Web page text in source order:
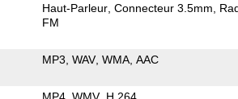
Haut-Parleur Connecteur 3.5mm
FM
MP3 WAV WMA AAC
MP4 WMV H.264